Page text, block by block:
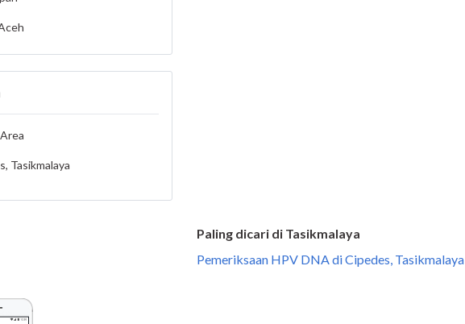
Paling dicari di Tasikmalaya
Pemeriksaan HPV DNA di Cipedes, Tasikmalaya